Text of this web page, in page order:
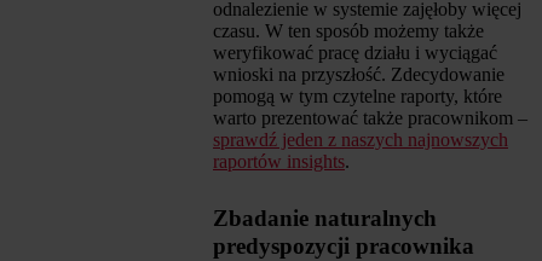
odnalezienie w systemie zajęłoby więcej
czasu. W ten sposób możemy także
weryfikować pracę działu i wyciągać
wnioski na przyszłość. Zdecydowanie
pomogą w tym czytelne raporty, które
warto prezentować także pracownikom –
sprawdź jeden z naszych najnowszych
raportów insights.
Zbadanie naturalnych
predyspozycji pracownika